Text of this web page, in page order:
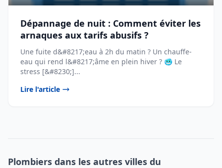
Dépannage de nuit : Comment éviter les
arnaques aux tarifs abusifs ?
Une fuite d&#8217;eau à 2h du matin ? Un chauffe-
eau qui rend l&#8217;âme en plein hiver ? 🥶 Le
stress [&#8230;]...
Lire l'article
Plombiers dans les autres villes du